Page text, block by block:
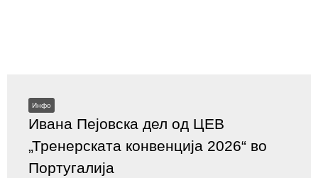
Инфо
Ивана Пејовска дел од ЦЕВ
„Тренерската конвенција 2026“ во
Португалија